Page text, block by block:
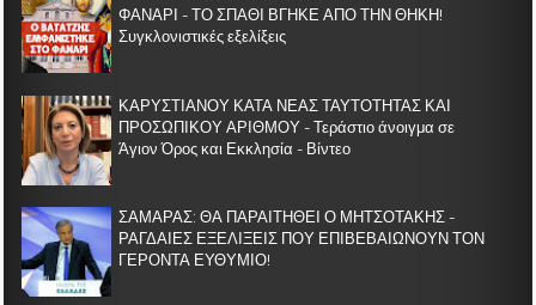
ΦΑΝΑΡΙ - ΤΟ ΣΠΑΘΙ ΒΓΗΚΕ ΑΠΟ ΤΗΝ ΘΗΚΗ!
Συγκλονιστικές εξελίξεις
ΚΑΡΥΣΤΙΑΝΟΥ ΚΑΤΑ ΝΕΑΣ ΤΑΥΤΟΤΗΤΑΣ ΚΑΙ
ΠΡΟΣΩΠΙΚΟΥ ΑΡΙΘΜΟΥ - Τεράστιο άνοιγμα σε
Άγιον Όρος και Εκκλησία - Βίντεο
ΣΑΜΑΡΑΣ: ΘΑ ΠΑΡΑΙΤΗΘΕΙ Ο ΜΗΤΣΟΤΑΚΗΣ -
ΡΑΓΔΑΙΕΣ ΕΞΕΛΙΞΕΙΣ ΠΟΥ ΕΠΙΒΕΒΑΙΩΝΟΥΝ ΤΟΝ
ΓΕΡΟΝΤΑ ΕΥΘΥΜΙΟ!